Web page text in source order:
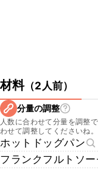
材料（2人前）
分量の調整
人数に合わせて分量を調整
わせて調整してくださいね。
ホットドッグパン
フランクフルトソ